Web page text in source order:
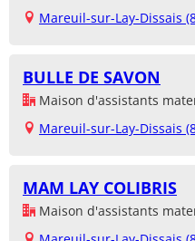
Mareuil-sur-Lay-Dissais
BULLE DE SAVON
Maison d'assistants
Mareuil-sur-Lay-Dissais
MAM LAY COLIBRIS
Maison d'assistants